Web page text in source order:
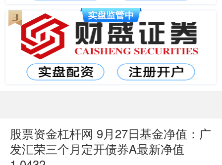
股票资金杠杆网 9月27日基金净值：广
发汇荣三个月定开债券A最新净值